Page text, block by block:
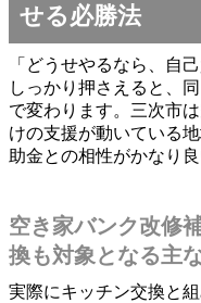
せる必勝法
「どうせやるなら、自
しっかり押さえると、
で変わります。三次市
けの支援が動いている
助金との相性がかなり良
空き家バンク改修
換も対象となる主
実際にキッチン交換と